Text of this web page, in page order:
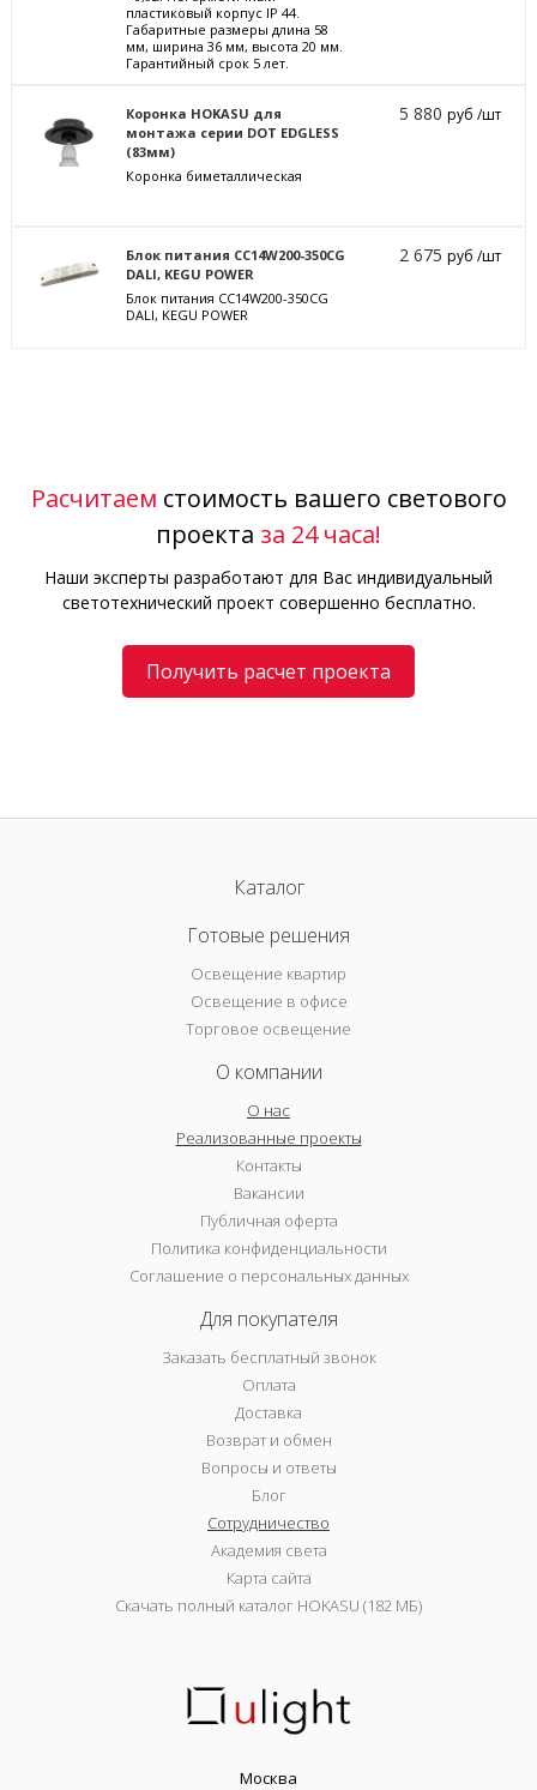
пластиковый корпус IP 44.
Габаритные размеры длина 58
мм, ширина 36 мм, высота 20 мм.
Гарантийный срок 5 лет.
Коронка HOKASU для
монтажа серии DOT EDGLESS
(83мм)
Коронка биметаллическая
5 880руб /шт
Блок питания CC14W200-350CG
DALI, KEGU POWER
Блок питания CC14W200-350CG
DALI, KEGU POWER
2 675руб /шт
Расчитаем стоимость вашего светового
проекта за 24 часа!
Наши эксперты разработают для Вас индивидуальный
светотехнический проект совершенно бесплатно.
Получить расчет проекта
Каталог
Готовые решения
Освещение квартир
Освещение в офисе
Торговое освещение
О компании
О нас
Реализованные проекты
Контакты
Вакансии
Публичная оферта
Политика конфиденциальности
Соглашение о персональных данных
Для покупателя
Заказать бесплатный звонок
Оплата
Доставка
Возврат и обмен
Вопросы и ответы
Блог
Сотрудничество
Академия света
Карта сайта
Скачать полный каталог HOKASU (182 МБ)
Москва